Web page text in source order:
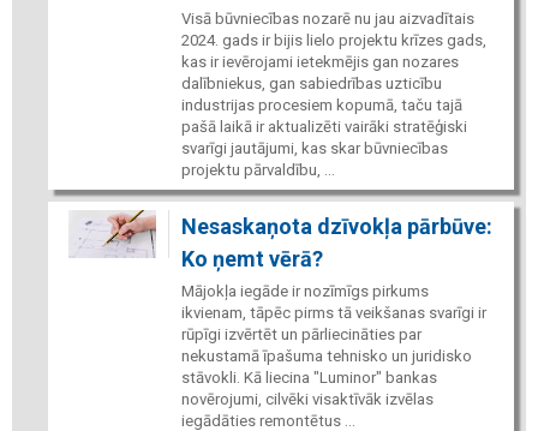
Visā būvniecības nozarē nu jau aizvadītais
2024. gads ir bijis lielo projektu krīzes gads,
kas ir ievērojami ietekmējis gan nozares
dalībniekus, gan sabiedrības uzticību
industrijas procesiem kopumā, taču tajā
pašā laikā ir aktualizēti vairāki stratēģiski
svarīgi jautājumi, kas skar būvniecības
projektu pārvaldību, ...
Nesaskaņota dzīvokļa pārbūve:
Ko ņemt vērā?
Mājokļa iegāde ir nozīmīgs pirkums
ikvienam, tāpēc pirms tā veikšanas svarīgi ir
rūpīgi izvērtēt un pārliecināties par
nekustamā īpašuma tehnisko un juridisko
stāvokli. Kā liecina "Luminor" bankas
novērojumi, cilvēki visaktīvāk izvēlas
iegādāties remontētus ...